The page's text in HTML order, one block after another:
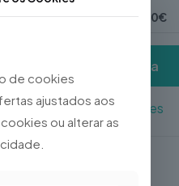
149,90€ 149,90€
Pedir Recolha Gratuita
Apple ,iPhone,Reparações
de cookies
ajustados aos
ou alterar as